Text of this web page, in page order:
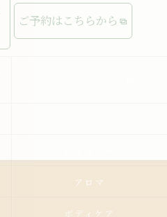
ご予約はこちらから
アロマ
ボディケア